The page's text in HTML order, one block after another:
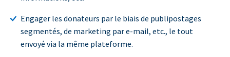
Engager les donateurs par le biais de publipostages
segmentés, de marketing par e-mail, etc., le tout
envoyé via la même plateforme.